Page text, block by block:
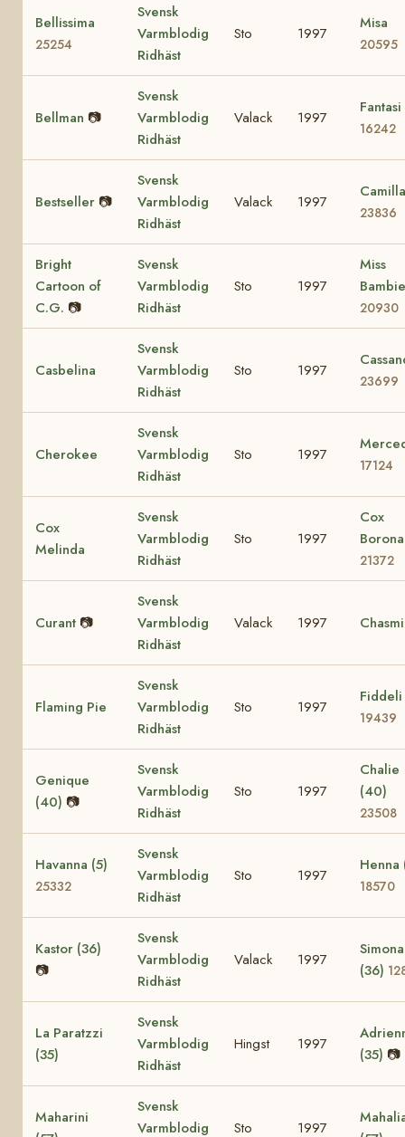
Bellissima
25254
Svensk
Varmblodig
Ridhäst
Sto 1997
Misa
20595
Bellman 📷
Svensk
Varmblodig
Ridhäst
Valack 1997
Fantasi
16242
Bestseller 📷
Svensk
Varmblodig
Ridhäst
Valack 1997
Camilla
23836
Bright
Cartoon of
C.G. 📷
Svensk
Varmblodig
Ridhäst
Sto 1997
Miss
Bambie
20930
Casbelina
Svensk
Varmblodig
Ridhäst
Sto 1997
23699
Cherokee
Svensk
Varmblodig
Ridhäst
Sto 1997
17124
Cox
Melinda
Svensk
Varmblodig
Ridhäst
Sto 1997
Cox
Borona
21372
Curant 📷
Svensk
Varmblodig
Ridhäst
Valack 1997
Flaming Pie
Svensk
Varmblodig
Ridhäst
Sto 1997
Fiddeli
19439
Genique
(40) 📷
Svensk
Varmblodig
Ridhäst
Sto 1997
Chalie
(40)
23508
Havanna (5)
25332
Svensk
Varmblodig
Ridhäst
Sto 1997
Henna
18570
Kastor (36)
📷
Svensk
Varmblodig
Ridhäst
Valack 1997
Simona
(36)
La Paratzzi
(35)
Svensk
Varmblodig
Ridhäst
Hingst 1997
(35) 📷
Maharini
Svensk
Varmblodig
Sto 1997